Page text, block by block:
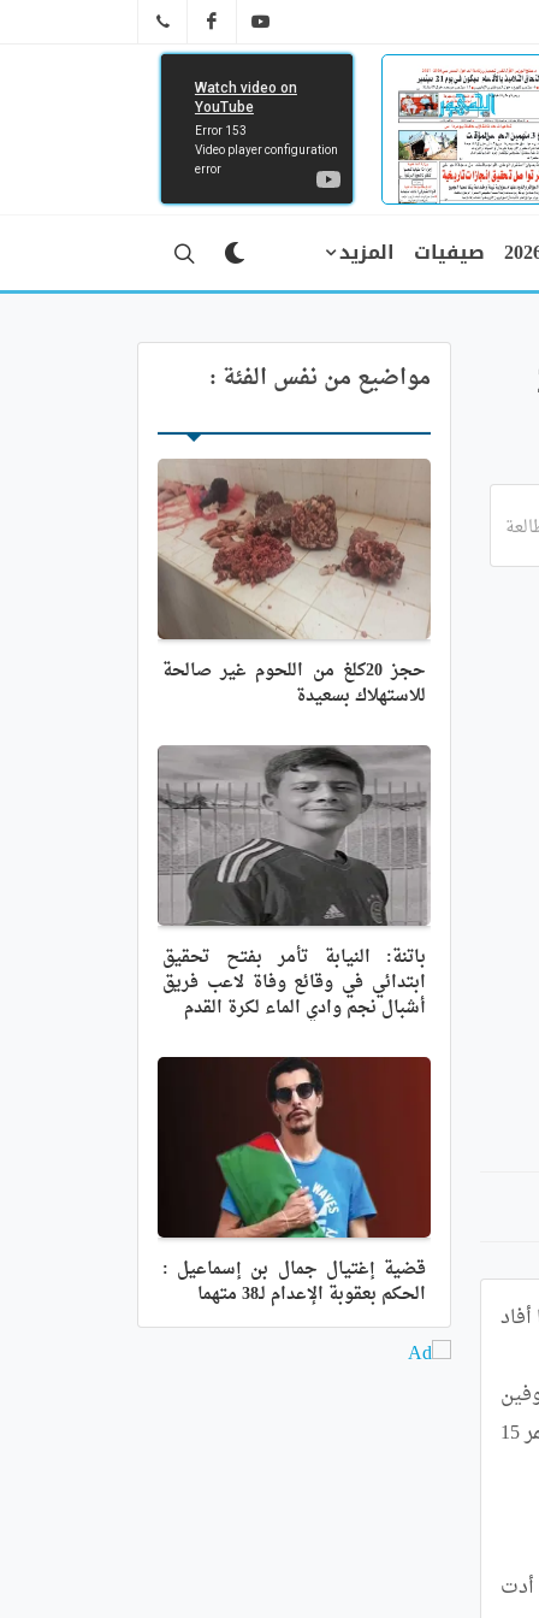
YT
FB
صيفيات المزيد
مواضيع من نفس الفئة :
حجز 20كلغ من اللحوم غير صالحة
للاستهلاك بسعيدة
باتنة: النيابة تأمر بفتح تحقيق
ابتدائي في وقائع وفاة لاعب فريق
أشبال نجم وادي الماء لكرة القدم
قضية إغتيال جمال بن إسماعيل :
الحكم بعقوبة الإعدام لـ38 متهما